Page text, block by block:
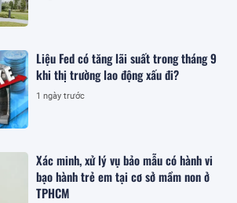
Liệu Fed có tăng lãi suất trong tháng 9
khi thị trường lao động xấu đi?
1 ngày trước
Xác minh, xử lý vụ bảo mẫu có hành vi
bạo hành trẻ em tại cơ sở mầm non ở
TPHCM